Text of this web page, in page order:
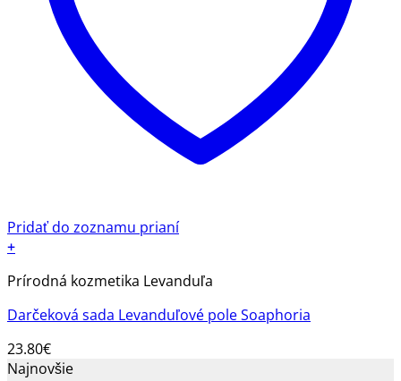
Pridať do zoznamu prianí
+
Prírodná kozmetika Levanduľa
Darčeková sada Levanduľové pole Soaphoria
23.80€
Najnovšie